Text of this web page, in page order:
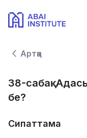
Артқа
38-сабақ.
бе?
Сипаттама